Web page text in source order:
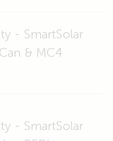
- SmartSolar
& MC4
- SmartSolar